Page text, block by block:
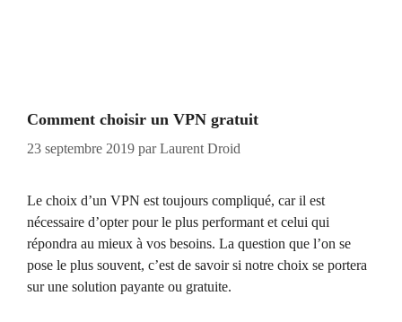
Comment choisir un VPN gratuit
23 septembre 2019 parLaurent Droid
Le choix d’un VPN est toujours compliqué, car il est
nécessaire d’opter pour le plus performant et celui qui
répondra au mieux à vos besoins. La question que l’on se
pose le plus souvent, c’est de savoir si notre choix se portera
sur une solution payante ou gratuite.